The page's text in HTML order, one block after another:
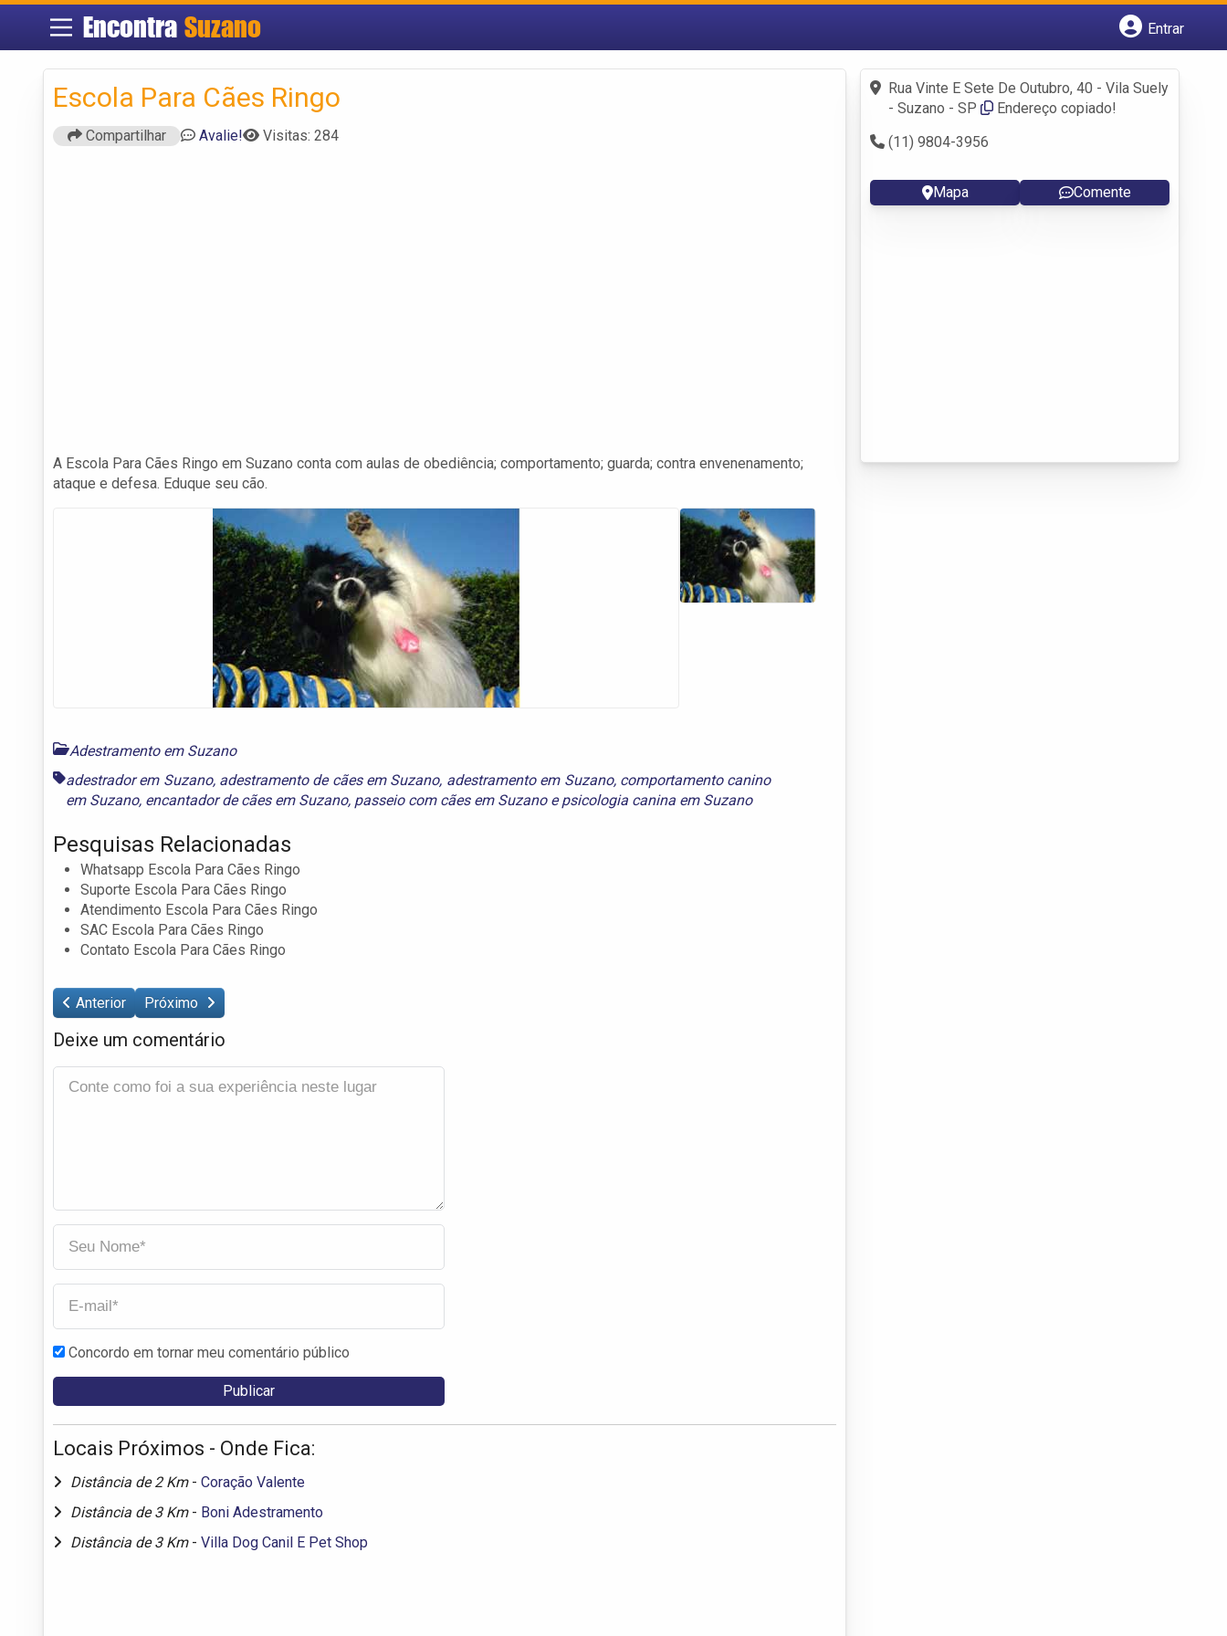
Encontra Suzano
Entrar
Fazer login
Criar conta
Escola Para Cães Ringo
Compartilhar Avalie! Visitas: 284
A Escola Para Cães Ringo em Suzano conta com aulas de obediência; comportamento; guarda; contra envenenamento;
ataque e defesa. Eduque seu cão.
Adestramento em Suzano
adestrador em Suzano, adestramento de cães em Suzano, adestramento em Suzano, comportamento canino
em Suzano, encantador de cães em Suzano, passeio com cães em Suzanoepsicologia canina em Suzano
Pesquisas Relacionadas
Whatsapp Escola Para Cães Ringo
Suporte Escola Para Cães Ringo
Atendimento Escola Para Cães Ringo
SAC Escola Para Cães Ringo
Contato Escola Para Cães Ringo
Anterior Próximo
Deixe um comentário
Concordo em tornar meu comentário público
Locais Próximos - Onde Fica:
Distância de 2 Km - Coração Valente
Distância de 3 Km - Boni Adestramento
Distância de 3 Km - Villa Dog Canil E Pet Shop
Rua Vinte E Sete De Outubro, 40 - Vila Suely
- Suzano - SP
Endereço copiado!
(11) 9804-3956
Mapa Comente